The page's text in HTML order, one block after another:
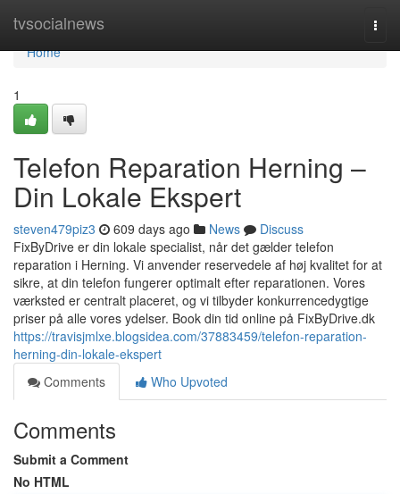
tvsocialnews
Home
Home
1
Telefon Reparation Herning –
Din Lokale Ekspert
steven479piz3 609 days ago News
Discuss
FixByDrive er din lokale specialist, når det gælder telefon
reparation i Herning. Vi anvender reservedele af høj kvalitet for at
sikre, at din telefon fungerer optimalt efter reparationen. Vores
værksted er centralt placeret, og vi tilbyder konkurrencedygtige
priser på alle vores ydelser. Book din tid online på FixByDrive.dk
https://travisjmlxe.blogsidea.com/37883459/telefon-reparation-
herning-din-lokale-ekspert
Comments
Who Upvoted
Comments
Submit a Comment
No HTML